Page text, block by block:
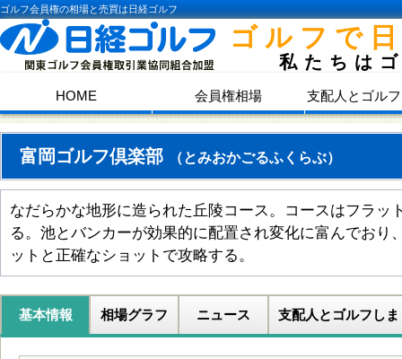
ゴルフ会員権の相場と売買は日経ゴルフ
ゴルフで
私たちは
HOME 会員権相場 支配人とゴル
富岡ゴルフ倶楽部 （とみおかごるふくらぶ）
なだらかな地形に造られた丘陵コース。コースはフラッ
る。池とバンカーが効果的に配置され変化に富んでお
ットと正確なショットで攻略する。
基本情報 相場グラフ ニュース 支配人とゴルフしま